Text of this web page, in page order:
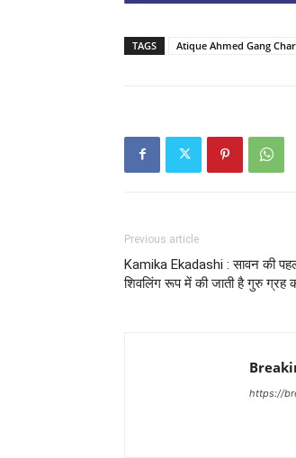
TAGS Atique Ahmed Gang
Previous article
Kamika Ekadashi : सावन की
शिवलिंग रूप में की जाती है गुरु ग्रह
https://